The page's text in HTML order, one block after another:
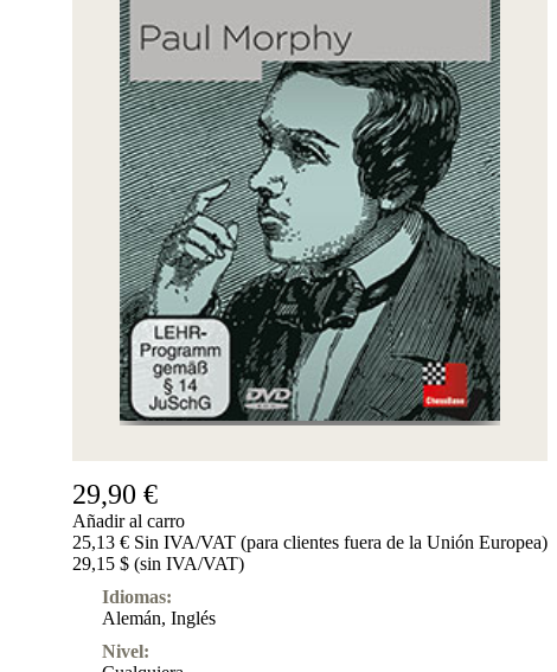
29,90 €
Añadir al carro
25,13 € Sin IVA/VAT (para clientes fuera de la Unión Europea)
29,15 $ (sin IVA/VAT)
Idiomas:
Alemán, Inglés
Nivel:
principiantes
ChessBase
Magazine
Magazine
Extra
Suscripciones
Otros
Ludwig
Boutique
Bonos
de
regalo